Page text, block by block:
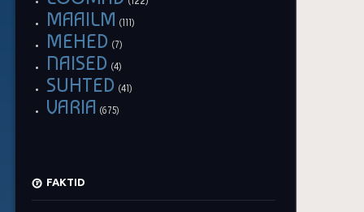
MAAILM (111)
MEHED (7)
NAISED (4)
SUHTED (41)
VARIA (675)
FAKTID